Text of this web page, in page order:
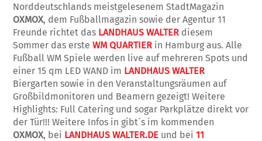
Norddeutschlands meistgelesenem StadtMagazin
OXMOX, dem Fußballmagazin sowie der Agentur 11
Freunde richtet das LANDHAUS WALTER diesem
Sommer das ersteWM QUARTIER in Hamburg aus. Alle
Fußball WM Spiele werden live auf mehreren Spots und
einer 15 qm LED WAND im LANDHAUS WALTER
Biergarten sowie in den Veranstaltungsräumen auf
Großbildmonitoren und Beamern gezeigt! Weitere
Highlights: Full Catering und sogar Parkplätze direkt vor
der Tür!!! Weitere Infos in gibt´s im kommenden
OXMOX, bei LANDHAUS WALTER.DE und bei11